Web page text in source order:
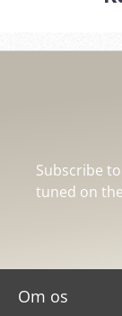
Subscribe
tuned on
Om os